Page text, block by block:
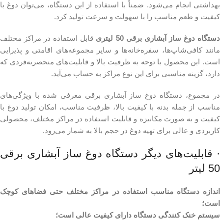
بهداشتی انجام می‌شود. ضمناً با استفاده از این دستگاه، می‌توان دوغ با
کیفیت و طعم مناسب را با سهولت و سرعت تولید کرد.
دستگاه دوغ ساز آبشاری برقی 50 لیتری
قابل استفاده در مراکز مختلف
مانند کافی‌شاپ‌ها، سفره‌خانه‌ها و سایر مجموعه‌های اقامتی و پذیرایی
است. این محصول با توجه به ظرفیت بالا و قابلیت‌های منحصربه‌فردی که
دارد، گزینه مناسبی برای این نوع مراکز به حساب می‌آید.
در مجموع، دستگاه دوغ ساز آبشاری برقی معرفی شده با ویژگی‌های
مناسب از جمله بدنه با کیفیت بالا، ظرفیت مناسب، امکان تولید دوغ با
کیفیت و به صورت مکانیزه و قابلیت استفاده در مراکز مختلف، محصولی
کاربردی و عالی برای تهیه دوغ در حجم بالا به شمار می‌رود.
· قابلیت‌های دیگر دستگاه دوغ ساز آبشاری برقی
50 لیتر
اندازه دستگاه مناسب استفاده در مراکز مختلف حتی فضاهای کوچک
است؛
سیستم خنک کنندگی دستگاه دارای کیفیت عالی است؛